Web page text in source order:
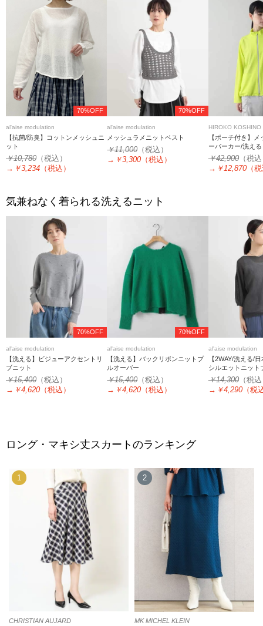
70%OFF
al'aise modulation
【抗菌/防臭】コットンメッシュニ
ット
￥10,780 （税込）
→ ￥3,234 （税込）
70%OFF
al'aise modulation
メッシュラメニットベスト
￥11,000（税込）
→ ￥3,300 （税込）
HIROKO KOSHINO
【ポーチ付き】
ーパーカー/洗える
￥42,900（税
→ ￥12,870（
気兼ねなく着られる洗えるニット
70%OFF
al'aise modulation
【洗える】ビジューアクセントリ
ブニット
￥15,400 （税込）
→ ￥4,620 （税込）
70%OFF
al'aise modulation
【洗える】バックリボンニットプ
ルオーバー
￥15,400（税込）
→ ￥4,620 （税込）
al'aise modulation
【2WAY/洗える/
シルエットニット
￥14,300（税
→ ￥4,290（税
ロング・マキシ丈スカートのランキング
1
CHRISTIAN AUJARD
2
MK MICHEL KLEIN